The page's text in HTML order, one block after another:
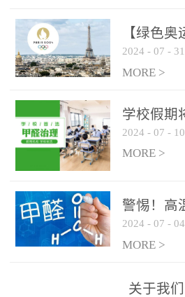
【绿色
宿风波：
绿色家居
2024 - 07 - 31
MORE >
学校假期
厅关于加
内空气质
2024 - 07 - 10
MORE >
警惕！高
手”来袭
2024 - 07 - 04
MORE >
关于我们